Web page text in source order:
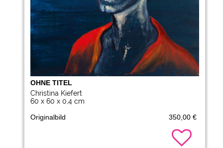
OHNE TITEL
Christina Kiefert
60 x 60 x 0,4 cm
Originalbild
350,00 €